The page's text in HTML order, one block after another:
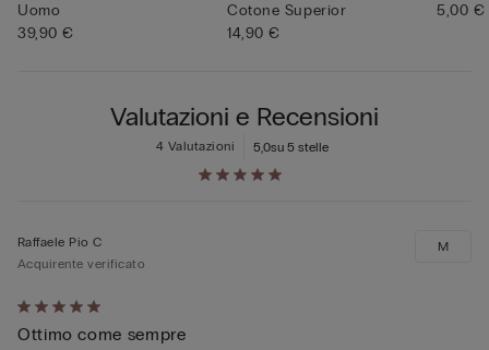
Uomo
39,90 €
Cotone Superior
14,90 €
5,00 €
Valutazioni e Recensioni
5,0su 5 stelle
4 Valutazioni
Valutato
5
Raffaele Pio C
Acquirente verificato
Ottimo come sempre
M